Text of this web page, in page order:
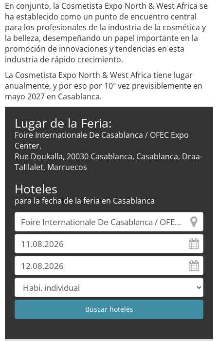
En conjunto, la Cosmetista Expo North & West Africa se
ha establecido como un punto de encuentro central
para los profesionales de la industria de la cosmética y
la belleza, desempeñando un papel importante en la
promoción de innovaciones y tendencias en esta
industria de rápido crecimiento.
La Cosmetista Expo North & West Africa tiene lugar
anualmente, y por eso por 10ª vez previsiblemente en
mayo 2027 en Casablanca.
Lugar de la Feria:
Foire Internationale De Casablanca / OFEC Expo
Center,
Rue Doukalla, 20030 Casablanca, Casablanca, Draa-
Tafilalet, Marruecos
Hoteles
para la fecha de la feria en Casablanca